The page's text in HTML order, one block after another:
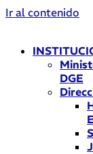
Ir al contenido
DGE